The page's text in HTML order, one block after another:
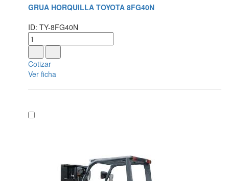
GRUA HORQUILLA TOYOTA 8FG40N
ID: TY-8FG40N
Cotizar
Ver ficha